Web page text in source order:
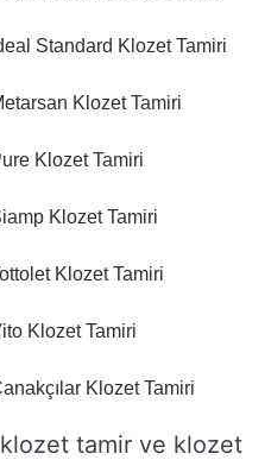
Standard Klozet Tamiri
Klozet Tamiri
Klozet Tamiri
Klozet Tamiri
Klozet Tamiri
Klozet Tamiri
Klozet Tamiri
tamir ve klozet